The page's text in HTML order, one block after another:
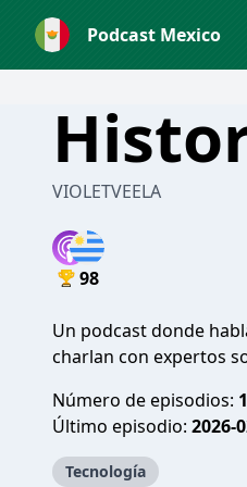
Podcast Mexico
VIOLETVEELA
98
Un podcast donde
charlan con expertos
Número de episodios: 1
Último episodio: 2026-
Tecnología